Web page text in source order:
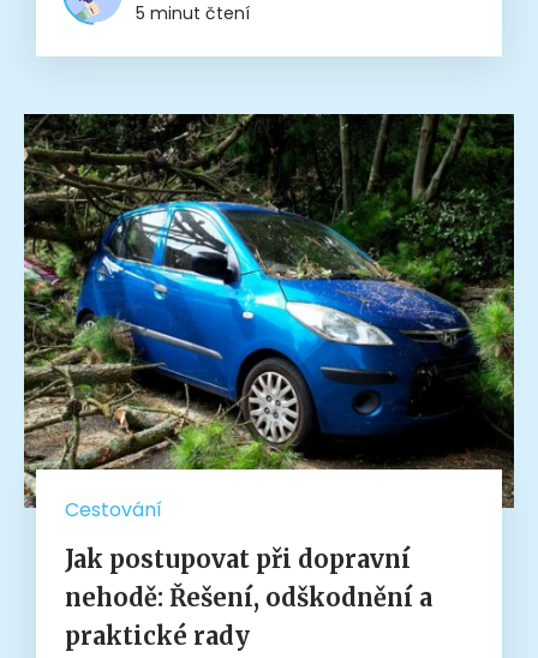
5 minut čtení
Cestování
Jak postupovat při dopravní
nehodě: Řešení, odškodnění a
praktické rady